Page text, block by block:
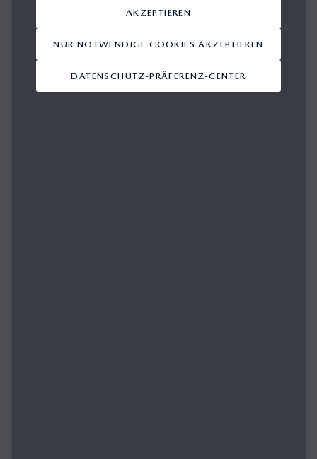
Ergebnisse anzeigen 1-10 von 20
ANSICHT IN DEN WARENKORB LEGEN
DATENSCHUTZ-PRÄFERENZ-CENTER
NUR NOTWENDIGE COOKIES AKZEPTIEREN
AKZEPTIEREN